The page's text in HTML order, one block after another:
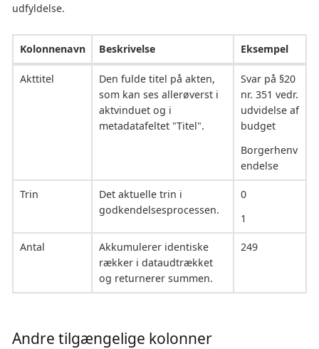
udfyldelse.
Kolonnenavn Beskrivelse Eksempel
Akttitel
Den fulde titel på akten,
som kan ses allerøverst i
aktvinduet og i
metadatafeltet "Titel".
Svar på §20
nr. 351 vedr.
udvidelse af
budget
Borgerhenv
endelse
Trin
Det aktuelle trin i
godkendelsesprocessen.
0
1
Antal
Akkumulerer identiske
rækker i dataudtrækket
og returnerer summen.
249
Andre tilgængelige kolonner